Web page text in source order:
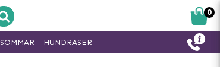
0
SOMMAR HUNDRASER